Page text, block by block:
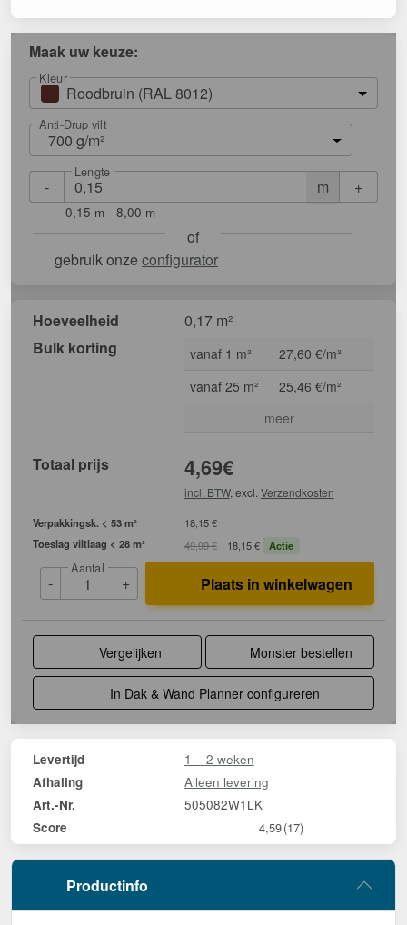
Maak uw keuze:
Kleur
Roodbruin (RAL 8012)
Anti-Drup vilt
700 g/m²
- m
Lengte
+
0,15 m - 8,00 m
of
gebruik onze configurator
Hoeveelheid
0,17 m²
Bulk korting
vanaf 1 m²
27,60 €/m²
vanaf 25 m²
25,46 €/m²
meer
Totaal prijs 4,69€
incl. BTW, excl. Verzendkosten
Verpakkingsk. < 53 m²
18,15 €
Toeslag viltlaag < 28 m²
49,99 € 18,15 € Actie
-
Aantal
+ Plaats in winkelwagen
Vergelijken Monster bestellen
In Dak & Wand Planner configureren
Levertijd 1 – 2 weken
Afhaling Alleen levering
Art.-Nr. 505082W1LK
Score 4,59(17)
Productinfo